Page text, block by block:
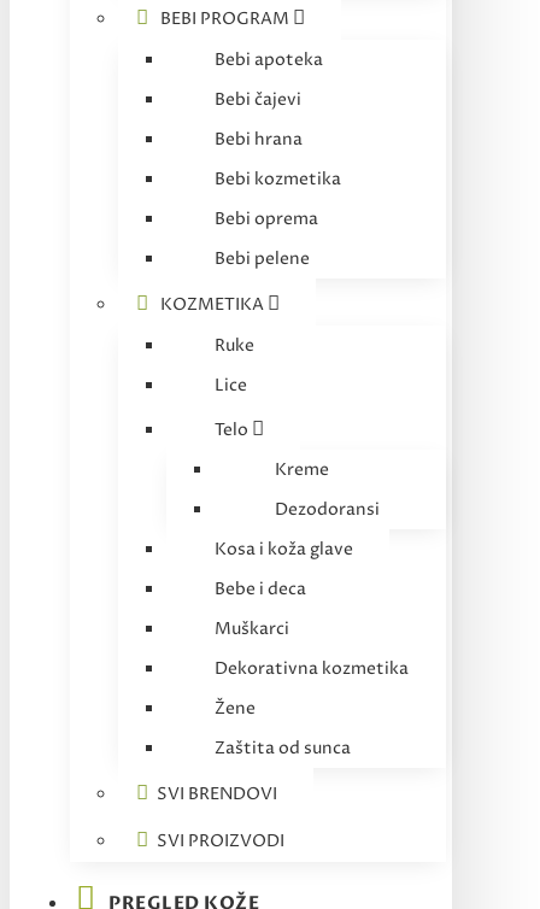
BEBI PROGRAM
Bebi apoteka
Bebi čajevi
Bebi hrana
Bebi kozmetika
Bebi oprema
Bebi pelene
KOZMETIKA
Ruke
Lice
Telo
Kreme
Dezodoransi
Kosa i koža glave
Bebe i deca
Muškarci
Dekorativna kozmetika
Žene
Zaštita od sunca
SVI BRENDOVI
SVI PROIZVODI
PREGLED KOŽE